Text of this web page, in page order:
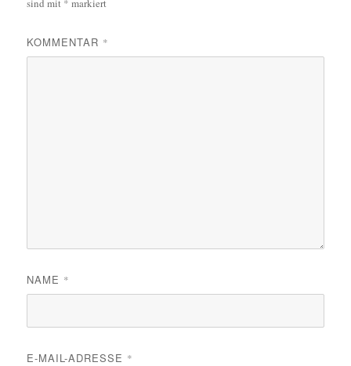
KOMMENTAR *
NAME *
E-MAIL-ADRESSE *